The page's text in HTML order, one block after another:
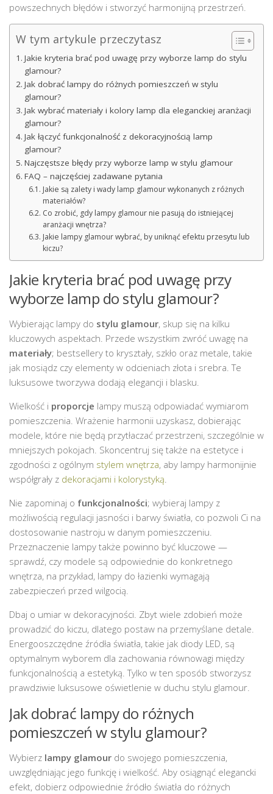
powszechnych błędów i stworzyć harmonijną przestrzeń.
W tym artykule przeczytasz
Jakie kryteria brać pod uwagę przy wyborze lamp do stylu
glamour?
Jak dobrać lampy do różnych pomieszczeń w stylu
glamour?
Jak wybrać materiały i kolory lamp dla eleganckiej aranżacji
glamour?
Jak łączyć funkcjonalność z dekoracyjnością lamp
glamour?
Najczęstsze błędy przy wyborze lamp w stylu glamour
FAQ – najczęściej zadawane pytania
Jakie są zalety i wady lamp glamour wykonanych z różnych
materiałów?
Co zrobić, gdy lampy glamour nie pasują do istniejącej
aranżacji wnętrza?
Jakie lampy glamour wybrać, by uniknąć efektu przesytu lub
kiczu?
Jakie kryteria brać pod uwagę przy
wyborze lamp do stylu glamour?
Wybierając lampy do stylu glamour, skup się na kilku
kluczowych aspektach. Przede wszystkim zwróć uwagę na
materiały; bestsellery to kryształy, szkło oraz metale, takie
jak mosiądz czy elementy w odcieniach złota i srebra. Te
luksusowe tworzywa dodają elegancji i blasku.
Wielkość i proporcje lampy muszą odpowiadać wymiarom
pomieszczenia. Wrażenie harmonii uzyskasz, dobierając
modele, które nie będą przytłaczać przestrzeni, szczególnie w
mniejszych pokojach. Skoncentruj się także na estetyce i
zgodności z ogólnym stylem wnętrza, aby lampy harmonijnie
współgrały z dekoracjami i kolorystyką
Nie zapominaj o funkcjonalności; wybieraj lampy z
możliwością regulacji jasności i barwy światła, co pozwoli Ci na
dostosowanie nastroju w danym pomieszczeniu.
Przeznaczenie lampy także powinno być kluczowe —
sprawdź, czy modele są odpowiednie do konkretnego
wnętrza, na przykład, lampy do łazienki wymagają
zabezpieczeń przed wilgocią.
Dbaj o umiar w dekoracyjności. Zbyt wiele zdobień może
prowadzić do kiczu, dlatego postaw na przemyślane detale.
Energooszczędne źródła światła, takie jak diody LED, są
optymalnym wyborem dla zachowania równowagi między
funkcjonalnością a estetyką. Tylko w ten sposób stworzysz
prawdziwie luksusowe oświetlenie w duchu stylu glamour.
Jak dobrać lampy do różnych
pomieszczeń w stylu glamour?
Wybierz lampy glamour do swojego pomieszczenia,
uwzględniając jego funkcję i wielkość. Aby osiągnąć elegancki
efekt, dobierz odpowiednie źródło światła do różnych